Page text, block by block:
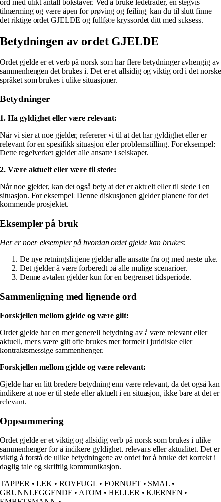
ord med ulikt antall bokstaver. Ved å bruke ledetråder, en stegvis
tilnærming og være åpen for prøving og feiling, kan du til slutt finne
det riktige ordet GJELDE og fullføre kryssordet ditt med suksess.
Betydningen av ordet GJELDE
Ordet gjelde er et verb på norsk som har flere betydninger avhengig av
sammenhengen det brukes i. Det er et allsidig og viktig ord i det norske
språket som brukes i ulike situasjoner.
Betydninger
1. Ha gyldighet eller være relevant:
Når vi sier at noe gjelder, refererer vi til at det har gyldighet eller er
relevant for en spesifikk situasjon eller problemstilling. For eksempel:
Dette regelverket gjelder alle ansatte i selskapet.
2. Være aktuelt eller være til stede:
Når noe gjelder, kan det også bety at det er aktuelt eller til stede i en
situasjon. For eksempel: Denne diskusjonen gjelder planene for det
kommende prosjektet.
Eksempler på bruk
Her er noen eksempler på hvordan ordet gjelde kan brukes:
De nye retningslinjene gjelder alle ansatte fra og med neste uke.
Det gjelder å være forberedt på alle mulige scenarioer.
Denne avtalen gjelder kun for en begrenset tidsperiode.
Sammenligning med lignende ord
Forskjellen mellom gjelde og være gilt:
Ordet gjelde har en mer generell betydning av å være relevant eller
aktuell, mens være gilt ofte brukes mer formelt i juridiske eller
kontraktsmessige sammenhenger.
Forskjellen mellom gjelde og være relevant:
Gjelde har en litt bredere betydning enn være relevant, da det også kan
indikere at noe er til stede eller aktuelt i en situasjon, ikke bare at det er
relevant.
Oppsummering
Ordet gjelde er et viktig og allsidig verb på norsk som brukes i ulike
sammenhenger for å indikere gyldighet, relevans eller aktualitet. Det er
viktig å forstå de ulike betydningene av ordet for å bruke det korrekt i
daglig tale og skriftlig kommunikasjon.
TAPPER • LEK • ROVFUGL • FORNUFT • SMAL •
GRUNNLEGGENDE • ATOM • HELLER • KJERNEN •